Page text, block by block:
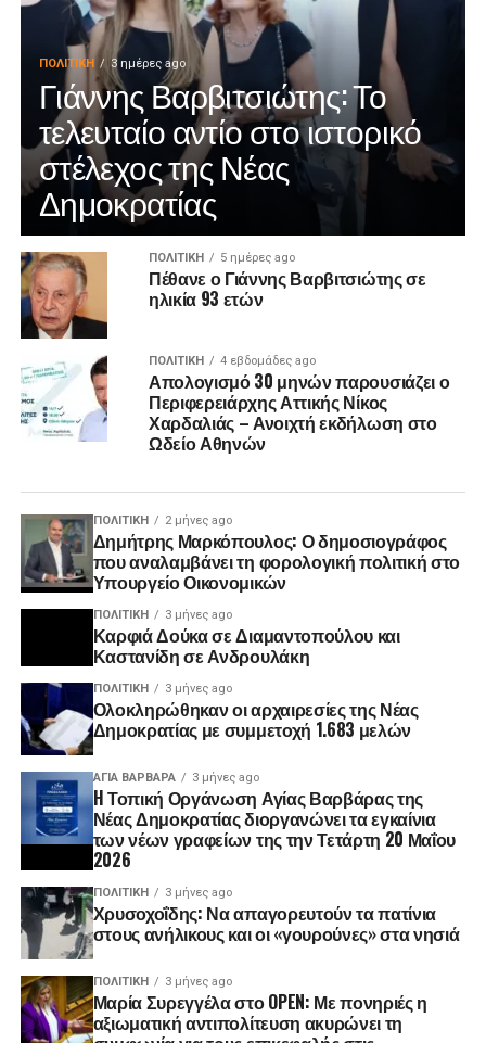
ΠΟΛΙΤΙΚΉ 3 ημέρες ago
Γιάννης Βαρβιτσιώτης: Το
τελευταίο αντίο στο ιστορικό
στέλεχος της Νέας
Δημοκρατίας
ΠΟΛΙΤΙΚΉ 5 ημέρες ago
Πέθανε ο Γιάννης Βαρβιτσιώτης σε
ηλικία 93 ετών
ΠΟΛΙΤΙΚΉ 4 εβδομάδες ago
Απολογισμό 30 μηνών παρουσιάζει ο
Περιφερειάρχης Αττικής Νίκος
Χαρδαλιάς – Ανοιχτή εκδήλωση στο
Ωδείο Αθηνών
ΠΟΛΙΤΙΚΉ 2 μήνες ago
Δημήτρης Μαρκόπουλος: Ο δημοσιογράφος
που αναλαμβάνει τη φορολογική πολιτική στο
Υπουργείο Οικονομικών
ΠΟΛΙΤΙΚΉ 3 μήνες ago
Καρφιά Δούκα σε Διαμαντοπούλου και
Καστανίδη σε Ανδρουλάκη
ΠΟΛΙΤΙΚΉ 3 μήνες ago
Ολοκληρώθηκαν οι αρχαιρεσίες της Νέας
Δημοκρατίας με συμμετοχή 1.683 μελών
ΑΓΙΑ ΒΑΡΒΑΡΑ 3 μήνες ago
H Τοπική Οργάνωση Αγίας Βαρβάρας της
Νέας Δημοκρατίας διοργανώνει τα εγκαίνια
των νέων γραφείων της την Τετάρτη 20 Μαΐου
2026
ΠΟΛΙΤΙΚΉ 3 μήνες ago
Χρυσοχοΐδης: Να απαγορευτούν τα πατίνια
στους ανήλικους και οι «γουρούνες» στα νησιά
ΠΟΛΙΤΙΚΉ 3 μήνες ago
Μαρία Συρεγγέλα στο OPEN: Με πονηριές η
αξιωματική αντιπολίτευση ακυρώνει τη